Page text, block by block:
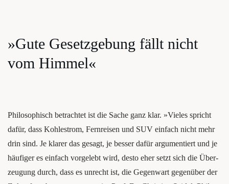
»Gute Gesetz­ge­bung fällt nicht
vom Himmel«
Phi­lo­so­phisch betrach­tet ist die Sache ganz klar. »Vie­les spricht
dafür, dass Koh­lestrom, Fern­rei­sen und SUV ein­fach nicht mehr
drin sind. Je kla­rer das gesagt, je bes­ser dafür argu­men­tiert und je
häu­fi­ger es ein­fach vor­ge­lebt wird, des­to eher setzt sich die Über­
zeu­gung durch, dass es unrecht ist, die Gegen­wart gegenüber der